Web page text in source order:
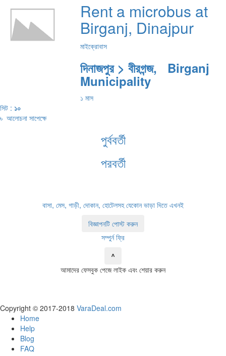
Rent a microbus at
Birganj, Dinajpur
মাইক্রোবাস
দিনাজপুর > বীরগন্জ, Birganj
Municipality
১ মাস
সিট : ১০
৳ আলোচনা সাপেক্ষে
পুর্ববর্তী
পরবর্তী
বাসা, মেস, গাড়ী, দোকান, হোটেলসহ যেকোন ভাড়া দিতে এখনই
বিজ্ঞাপনটি পোস্ট করুন
সম্পুর্ন ফ্রি
^
আমাদের ফেসবুক পেজে লাইক এবং শেয়ার করুন
Copyright © 2017-2018 VaraDeal.com
Home
Help
Blog
FAQ